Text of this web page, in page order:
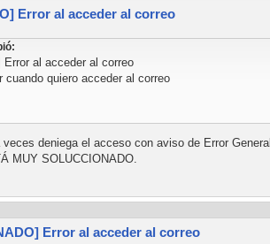
Error al acceder al correo
Error al acceder al correo
cuando quiero acceder al correo
deniega el acceso con aviso de Error General
MUY SOLUCCIONADO.
Error al acceder al correo